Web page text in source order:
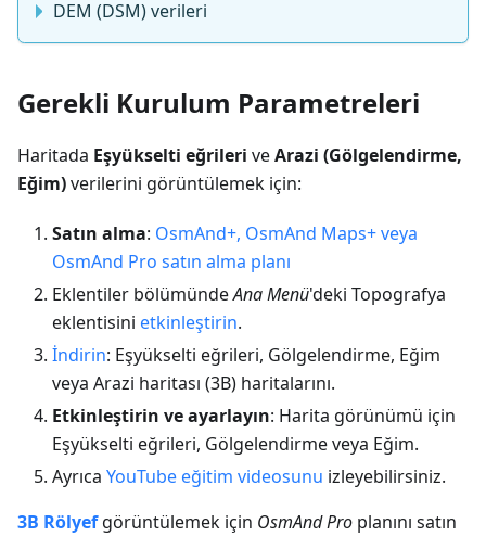
DEM (DSM) verileri
Gerekli Kurulum Parametreleri
Haritada Eşyükselti eğrileri veArazi (Gölgelendirme,
Eğim)verilerini görüntülemek için:
Satın alma: OsmAnd+, OsmAnd Maps+ veya
OsmAnd Pro satın alma planı
Eklentiler bölümündeAna Menü'deki Topografya
eklentisini etkinleştirin.
İndirin: Eşyükselti eğrileri, Gölgelendirme, Eğim
veya Arazi haritası (3B) haritalarını.
Etkinleştirin ve ayarlayın: Harita görünümü için
Eşyükselti eğrileri, Gölgelendirme veya Eğim.
Ayrıca YouTube eğitim videosunu izleyebilirsiniz.
3B Rölyefgörüntülemek için OsmAnd Pro planını satın